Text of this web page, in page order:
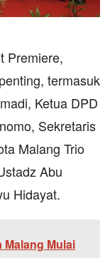
Premiere,
termasuk
Ketua DPD
Sekretaris
Malang Trio
Abu
Hidayat.
Mulai